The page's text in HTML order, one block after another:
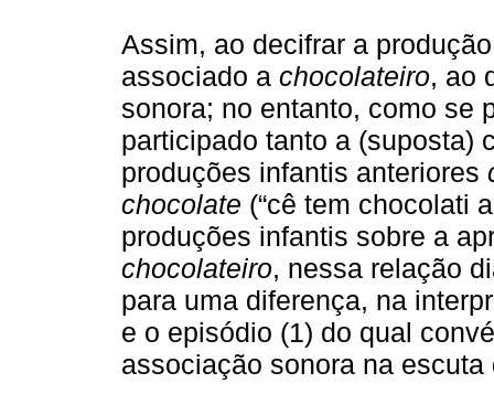
Assim, ao decifrar a
associado a chocolateiro, ao
sonora; no entanto, como se
participado tanto a (suposta)
produções infantis anteriores
chocolate (“cê tem chocolati
produções infantis sobre a
chocolateiro, nessa relação
para uma diferença, na
e o episódio (1) do qual
associação sonora na